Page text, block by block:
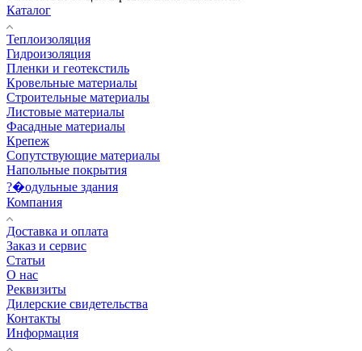
Каталог
Теплоизоляция
Гидроизоляция
Пленки и геотекстиль
Кровельные материалы
Строительные материалы
Листовые материалы
Фасадные материалы
Крепеж
Сопутствующие материалы
Напольные покрытия
?�одульные здания
Компания
Доставка и оплата
Заказ и сервис
Статьи
О нас
Реквизиты
Дилерские свидетельства
Контакты
Информация